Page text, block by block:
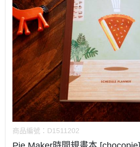
商品編號： D1511202